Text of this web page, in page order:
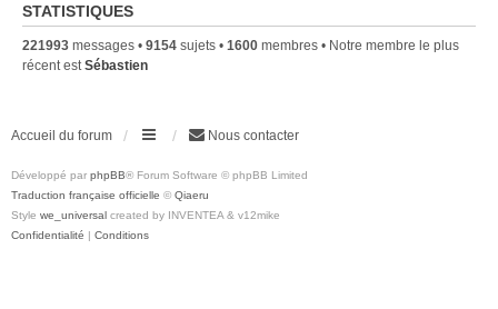
STATISTIQUES
221993 messages • 9154 sujets • 1600 membres • Notre membre le plus
récent estSébastien
Accueil du forum Nous contacter
Développé par phpBB® Forum Software © phpBB Limited
Traduction française officielle © Qiaeru
Style we_universal created by INVENTEA & v12mike
Confidentialité | Conditions